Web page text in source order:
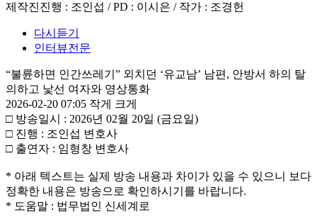
제작진진행 : 조인섭 / PD : 이시은 / 작가 : 조경헌
다시듣기
인터뷰전문
“불륜하면 인간쓰레기” 외치던 ‘유교남’ 남편, 안방서 하의 탈
의하고 낯선 여자와 영상통화
2026-02-20 07:05 작게
크게
□ 방송일시 : 2026년 02월 20일 (금요일)
□ 진행 : 조인섭 변호사
□ 출연자 : 임형창 변호사
* 아래 텍스트는 실제 방송 내용과 차이가 있을 수 있으니 보다
정확한 내용은 방송으로 확인하시기를 바랍니다.
* 도움말 : 법무법인 신세계로